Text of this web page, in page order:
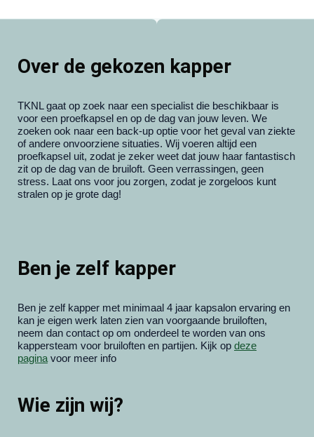
Over de gekozen kapper
TKNL gaat op zoek naar een specialist die beschikbaar is
voor een proefkapsel en op de dag van jouw leven. We
zoeken ook naar een back-up optie voor het geval van ziekte
of andere onvoorziene situaties. Wij voeren altijd een
proefkapsel uit, zodat je zeker weet dat jouw haar fantastisch
zit op de dag van de bruiloft. Geen verrassingen, geen
stress. Laat ons voor jou zorgen, zodat je zorgeloos kunt
stralen op je grote dag!
Ben je zelf kapper
Ben je zelf kapper met minimaal 4 jaar kapsalon ervaring en
kan je eigen werk laten zien van voorgaande bruiloften,
neem dan contact op om onderdeel te worden van ons
kappersteam voor bruiloften en partijen. Kijk op deze
pagina voor meer info
Wie zijn wij?